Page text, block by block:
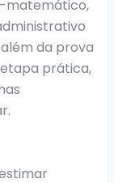
matemático,
da prova
prática,